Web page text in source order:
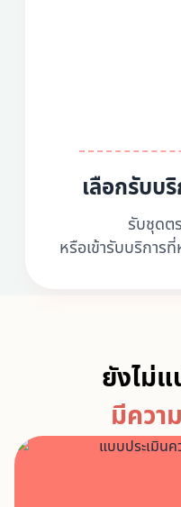
เลือกรับบ
รับชุดต
หรือเข้ารับบริการ
ยังไม่แ
มีควา